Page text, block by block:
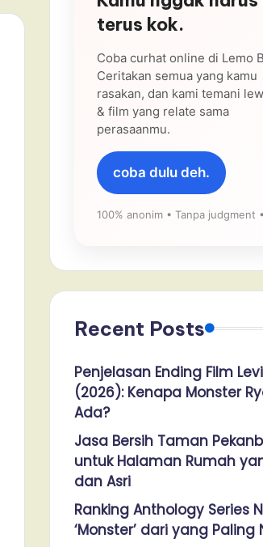
terus kok.
Coba curhat online di Lemo
Ceritakan semua yang kamu
rasakan, dan kami temani
& film yang relate sama
perasaanmu.
coba dulu deh.
100% anonim • Tanpa judgment
Recent Posts
Penjelasan Ending Film
(2026): Kenapa Monster
Ada?
Jasa Bersih Taman
untuk Halaman Rumah
dan Asri
Ranking Anthology Series
‘Monster’ dari yang Paling